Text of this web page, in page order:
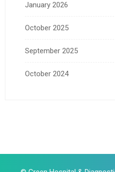
January 2026
October 2025
September 2025
October 2024